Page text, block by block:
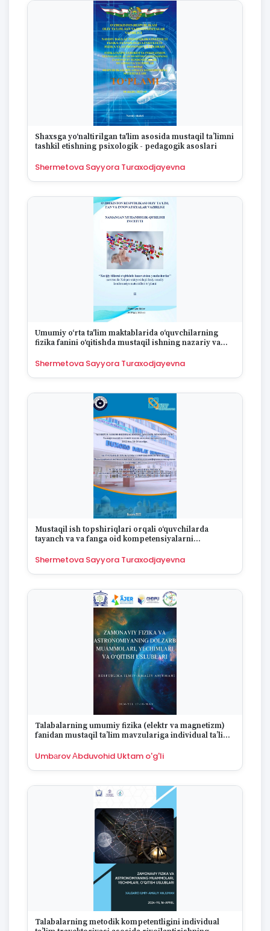
Shaxsga yo‘naltirilgan ta'lim asosida mustaqil ta’limni
tashkil etishning psixologik - pedagogik asoslari
Shermetova Sayyora Turaxodjayevna
Umumiy o‘rta ta'lim maktablarida o‘quvchilarning
fizika fanini o‘qitishda mustaqil ishning nazariy va
Shermetova Sayyora Turaxodjayevna
Mustaqil ish topshiriqlari orqali o‘quvchilarda
tayanch va va fanga oid kompetensiyalarni
Shermetova Sayyora Turaxodjayevna
Talabalarning umumiy fizika (elektr va magnetizm)
fanidan mustaqil ta’lim mavzulariga individual ta’lim
Umbаrov Аbduvohid Uktam o'g'li
Talabalarning metodik kompetentligini individual